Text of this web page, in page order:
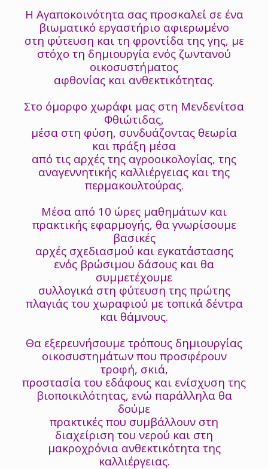
Η Αγαποκοινότητα σας προσκαλεί σε ένα
βιωματικό εργαστήριο αφιερωμένο
στη φύτευση και τη φροντίδα της γης, με
στόχο τη δημιουργία ενός ζωντανού
οικοσυστήματος
αφθονίας και ανθεκτικότητας.
Στο όμορφο χωράφι μας στη Μενδενίτσα
Φθιώτιδας,
μέσα στη φύση, συνδυάζοντας θεωρία
και πράξη μέσα
από τις αρχές της αγροοικολογίας, της
αναγεννητικής καλλιέργειας και της
περμακουλτούρας.
Μέσα από 10 ώρες μαθημάτων και
πρακτικής εφαρμογής, θα γνωρίσουμε
βασικές
αρχές σχεδιασμού και εγκατάστασης
ενός βρώσιμου δάσους και θα
συμμετέχουμε
συλλογικά στη φύτευση της πρώτης
πλαγιάς του χωραφιού με τοπικά δέντρα
και θάμνους.
Θα εξερευνήσουμε τρόπους δημιουργίας
οικοσυστημάτων που προσφέρουν
τροφή, σκιά,
προστασία του εδάφους και ενίσχυση της
βιοποικιλότητας, ενώ παράλληλα θα
δούμε
πρακτικές που συμβάλλουν στη
διαχείριση του νερού και στη
μακροχρόνια ανθεκτικότητα της
καλλιέργειας.